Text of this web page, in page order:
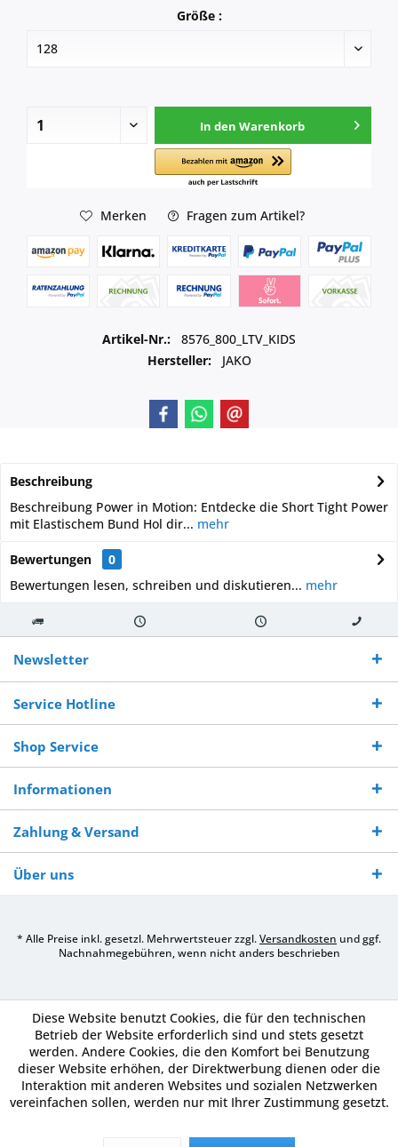
Größe :
In den Warenkorb
Merken Fragen zum Artikel?
Artikel-Nr.:
8576_800_LTV_KIDS
Hersteller:
JAKO
Beschreibung
Beschreibung Power in Motion: Entdecke die Short Tight Power
mit Elastischem Bund Hol dir... mehr
Bewertungen
0
Bewertungen lesen, schreiben und diskutieren... mehr
Kostenloser
Versand ab €
250,-
Versand innerhalb von Versand von So erreichen
Sie uns 0160
970 511 90
Newsletter
Service Hotline
Shop Service
Informationen
Zahlung & Versand
Über uns
* Alle Preise inkl. gesetzl. Mehrwertsteuer zzgl.Versandkosten und ggf.
Nachnahmegebühren, wenn nicht anders beschrieben
Diese Website benutzt Cookies, die für den technischen
Betrieb der Website erforderlich sind und stets gesetzt
werden. Andere Cookies, die den Komfort bei Benutzung
dieser Website erhöhen, der Direktwerbung dienen oder die
Interaktion mit anderen Websites und sozialen Netzwerken
vereinfachen sollen, werden nur mit Ihrer Zustimmung gesetzt.